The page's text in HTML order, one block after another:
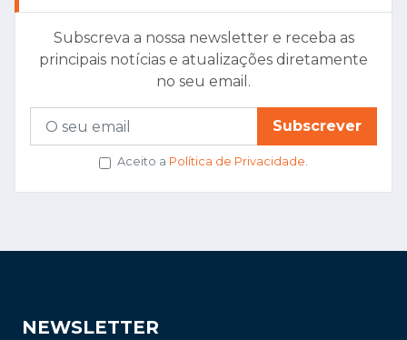
Subscreva a nossa newsletter e receba as
principais notícias e atualizações diretamente
no seu email.
Subscrever
Aceito a Política de Privacidade.
NEWSLETTER